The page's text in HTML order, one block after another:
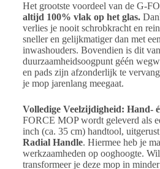
Het grootste voordeel van de G-
altijd 100% vlak op het glas.
verlies je nooit schrobkracht en
sneller en gelijkmatiger dan met
inwashouders. Bovendien is dit
duurzaamheidsoogpunt géén
en pads zijn afzonderlijk te
je mop jarenlang meegaat.
Volledige Veelzijdigheid: Hand-
FORCE MOP wordt geleverd als
inch (ca. 35 cm) handtool,
Radial Handle. Hiermee heb je
werkzaamheden op ooghoogte.
transformeer je deze mop in